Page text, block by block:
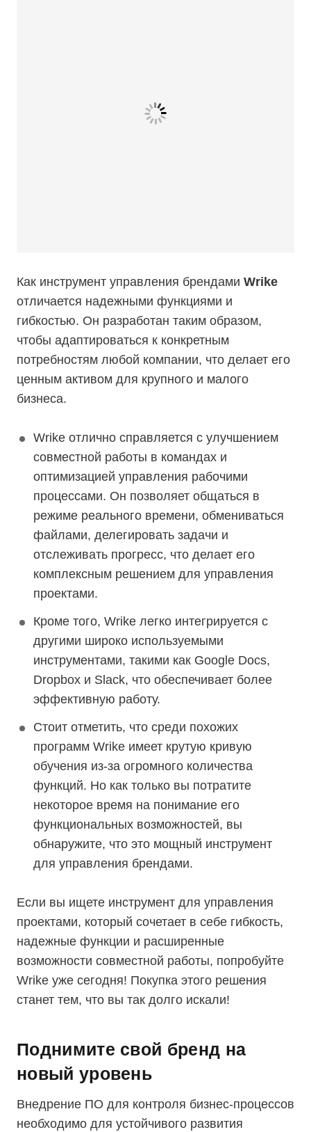
Как инструмент управления брендами Wrike
отличается надежными функциями и
гибкостью. Он разработан таким образом,
чтобы адаптироваться к конкретным
потребностям любой компании, что делает его
ценным активом для крупного и малого
бизнеса.
Wrike отлично справляется с улучшением
совместной работы в командах и
оптимизацией управления рабочими
процессами. Он позволяет общаться в
режиме реального времени, обмениваться
файлами, делегировать задачи и
отслеживать прогресс, что делает его
комплексным решением для управления
проектами.
Кроме того, Wrike легко интегрируется с
другими широко используемыми
инструментами, такими как Google Docs,
Dropbox и Slack, что обеспечивает более
эффективную работу.
Стоит отметить, что среди похожих
программ Wrike имеет крутую кривую
обучения из-за огромного количества
функций. Но как только вы потратите
некоторое время на понимание его
функциональных возможностей, вы
обнаружите, что это мощный инструмент
для управления брендами.
Если вы ищете инструмент для управления
проектами, который сочетает в себе гибкость,
надежные функции и расширенные
возможности совместной работы, попробуйте
Wrike уже сегодня! Покупка этого решения
станет тем, что вы так долго искали!
Поднимите свой бренд на
новый уровень
Внедрение ПО для контроля бизнес-процессов
необходимо для устойчивого развития